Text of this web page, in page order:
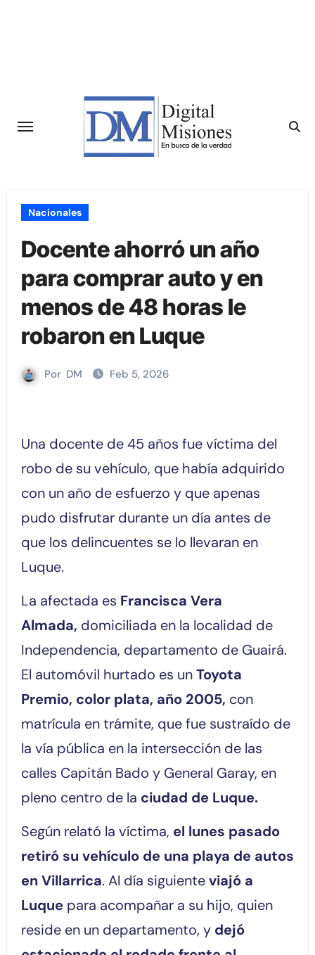
Nacionales
Docente ahorró un año
para comprar auto y en
menos de 48 horas le
robaron en Luque
Por DM Feb 5, 2026
Una docente de 45 años fue víctima del
robo de su vehículo, que había adquirido
con un año de esfuerzo y que apenas
pudo disfrutar durante un día antes de
que los delincuentes se lo llevaran en
Luque.
La afectada es Francisca Vera
Almada, domiciliada en la localidad de
Independencia, departamento de Guairá.
El automóvil hurtado es unToyota
Premio, color plata, año 2005, con
matrícula en trámite, que fue sustraído de
la vía pública en la intersección de las
calles Capitán Bado y General Garay, en
pleno centro de la ciudad de Luque.
Según relató la víctima, el lunes pasado
retiró su vehículo de una playa de autos
en Villarrica. Al día siguienteviajó a
Luque para acompañar a su hijo, quien
reside en un departamento, y dejó